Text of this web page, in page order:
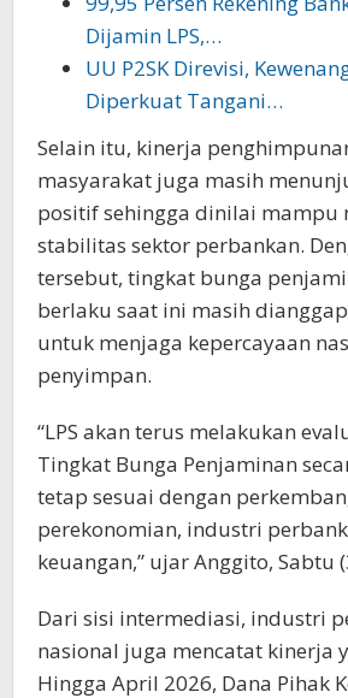
Dijamin LPS,…
UU P2SK Direvisi,
Diperkuat Tangani…
Selain itu, kinerja
masyarakat juga masih
positif sehingga dinilai mampu
stabilitas sektor perbankan.
tersebut, tingkat bunga
berlaku saat ini masih
untuk menjaga kepercayaan
penyimpan.
“LPS akan terus melakukan
Tingkat Bunga Penjaminan
tetap sesuai dengan
perekonomian, industri
keuangan,” ujar Anggito, Sabtu
Dari sisi intermediasi, industri
nasional juga mencatat kinerja
Hingga April 2026, Dana Pihak